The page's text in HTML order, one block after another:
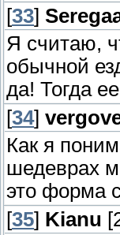
[33]
Я считаю,
обычной
да! Тогда
[34]
Как я
шедеврах
это форма
[35] Kianu